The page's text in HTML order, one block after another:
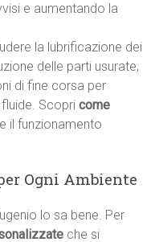
e aumentando la
la lubrificazione dei
delle parti usurate,
di fine corsa per
fluide. Scopricome
il funzionamento
Ogni Ambiente
lo sa bene. Per
che si